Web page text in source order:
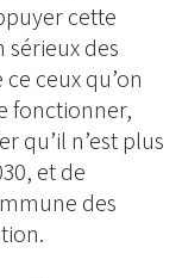
cette
sérieux des
ceux qu’on
fonctionner,
qu’il n’est plus
et de
des